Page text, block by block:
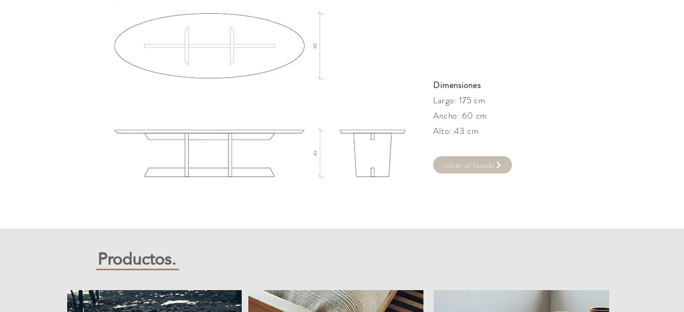
Dimensiones
Largo: 175 cm
Ancho: 60 cm
Alto: 43 cm
volver al listado
​Productos.